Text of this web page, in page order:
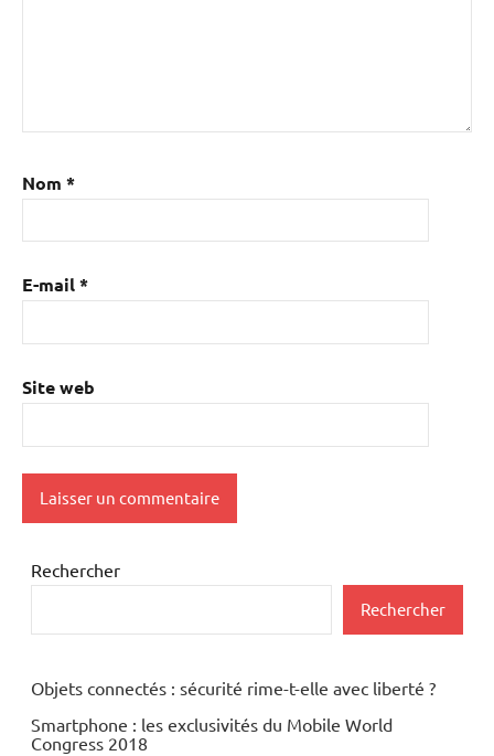
Nom *
E-mail*
Site web
Rechercher
Rechercher
Objets connectés : sécurité rime-t-elle avec liberté ?
Smartphone : les exclusivités du Mobile World
Congress 2018